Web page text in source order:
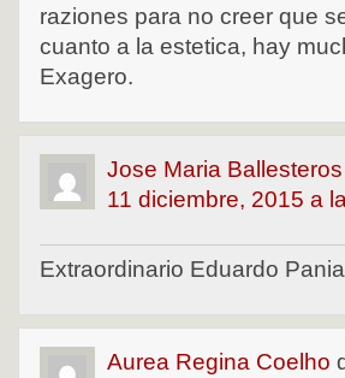
raziones para no creer que
cuanto a la estetica, hay
Exagero.
Jose Maria
11 diciembre, 2015 a
Extraordinario Eduardo
Aurea Regina Coelho